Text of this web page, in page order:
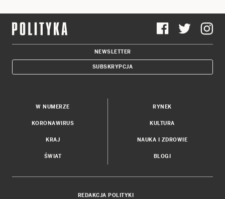
NEWSLETTER
SUBSKRYPCJA
W NUMERZE
KORONAWIRUS
KRAJ
ŚWIAT
RYNEK
KULTURA
NAUKA I ZDROWIE
BLOGI
REDAKCJA POLITYKI